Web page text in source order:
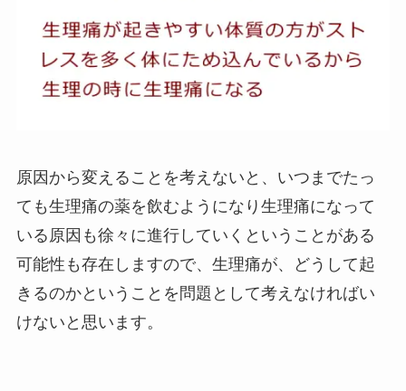
原因から変えることを考えないと、いつまでたっ
ても生理痛の薬を飲むようになり生理痛になって
いる原因も徐々に進行していくということがある
可能性も存在しますので、生理痛が、どうして起
きるのかということを問題として考えなければい
けないと思います。